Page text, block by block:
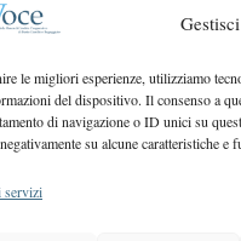
le migliori esperienze, utilizziamo
del dispositivo. Il consenso a
di navigazione o ID unici su
su alcune caratteristiche e
servizi
Costruire